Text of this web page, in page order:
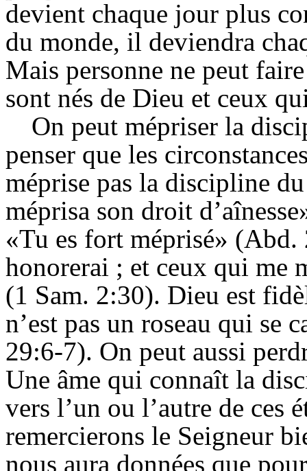
devient chaque jour plus
du monde, il deviendra
Mais personne ne peut
sont nés de Dieu et ceux
On peut mépriser la
penser que les
méprise pas la discipline
méprisa son droit
«Tu es fort méprisé»
honorerai ; et ceux qui me
(1 Sam. 2:30). Dieu est
n’est pas un roseau qui se
29:6-7). On peut aussi
Une âme qui connaît la
vers l’un ou l’autre de ces
remercierons le Seigneur
nous aura données que